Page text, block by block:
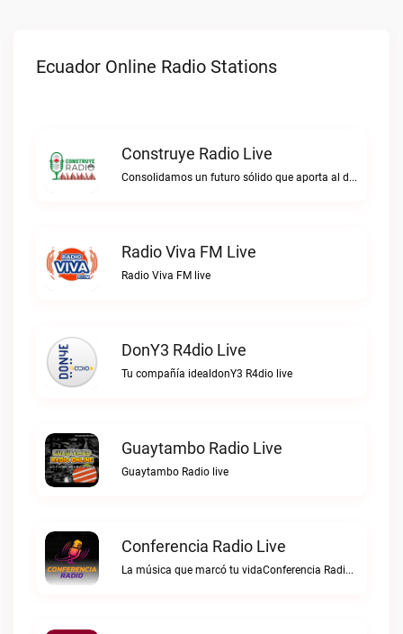
Ecuador Online Radio Stations
Construye Radio Live
Consolidamos un futuro sólido que aporta al desarrollo.Construye Radio live
Radio Viva FM Live
Radio Viva FM live
DonY3 R4dio Live
Tu compañía idealdonY3 R4dio live
Guaytambo Radio Live
Guaytambo Radio live
Conferencia Radio Live
La música que marcó tu vidaConferencia Radio live